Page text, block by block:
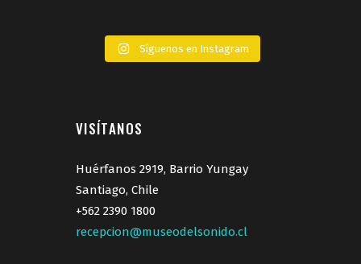
Síguenos en Instagram
VISÍTANOS
Huérfanos 2919, Barrio Yungay
Santiago, Chile
+562 2390 1800
recepcion@museodelsonido.cl